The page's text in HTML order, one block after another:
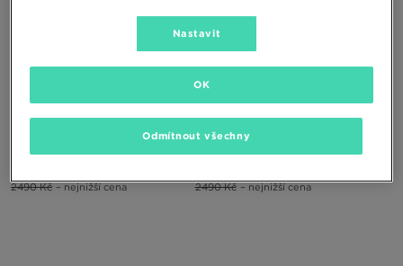
ONLY AT
ASICS GEL-VENTURE 6 GTX
2490 Kč – nejnižší cena
ONLY AT
ASICS GEL-VENTURE 6 GTX
2490 Kč – nejnižší cena
Nastavit
Odmítnout všechny
OK